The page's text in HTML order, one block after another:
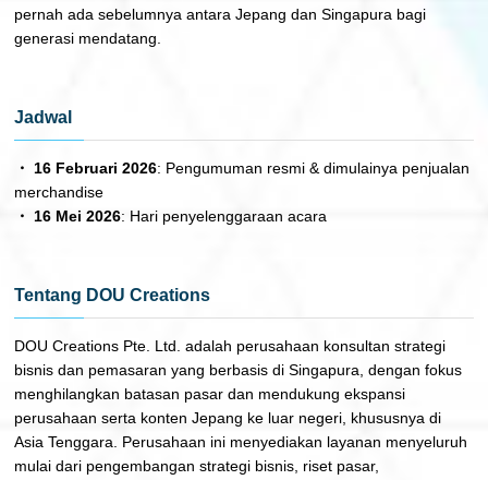
pernah ada sebelumnya antara Jepang dan Singapura bagi
generasi mendatang.
Jadwal
・ 16 Februari 2026: Pengumuman resmi & dimulainya penjualan
merchandise
・ 16 Mei 2026: Hari penyelenggaraan acara
Tentang DOU Creations
DOU Creations Pte. Ltd. adalah perusahaan konsultan strategi
bisnis dan pemasaran yang berbasis di Singapura, dengan fokus
menghilangkan batasan pasar dan mendukung ekspansi
perusahaan serta konten Jepang ke luar negeri, khususnya di
Asia Tenggara. Perusahaan ini menyediakan layanan menyeluruh
mulai dari pengembangan strategi bisnis, riset pasar,